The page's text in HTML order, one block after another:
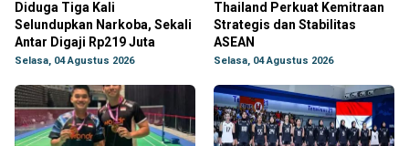
Diduga Tiga Kali
Selundupkan Narkoba, Sekali
Antar Digaji Rp219 Juta
Selasa, 04 Agustus 2026
Thailand Perkuat Kemitraan
Strategis dan Stabilitas
ASEAN
Selasa, 04 Agustus 2026